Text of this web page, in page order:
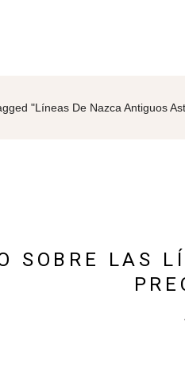
"Líneas De Nazca Antiguos
SOBRE LAS